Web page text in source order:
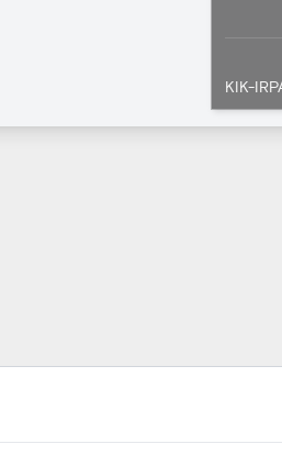
KIK-